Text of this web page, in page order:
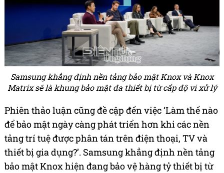
Samsung khẳng định nền tảng bảo mật Knox và Knox
Matrix sẽ là khung bảo mật đa thiết bị từ cấp độ vi xử lý
Phiên thảo luận cũng đề cập đến việc ‘Làm thế nào
để bảo mật ngày càng phát triển hơn khi các nền
tảng trí tuệ được phân tán trên điện thoại, TV và
thiết bị gia dụng?’. Samsung khẳng định nền tảng
bảo mật Knox hiện đang bảo vệ hàng tỷ thiết bị từ